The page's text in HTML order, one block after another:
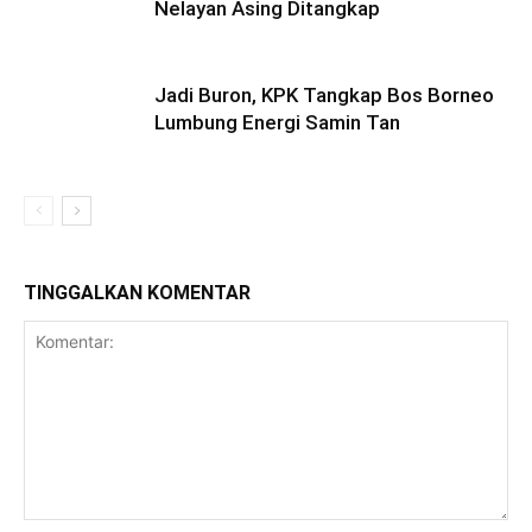
Nelayan Asing Ditangkap
Jadi Buron, KPK Tangkap Bos Borneo
Lumbung Energi Samin Tan
TINGGALKAN KOMENTAR